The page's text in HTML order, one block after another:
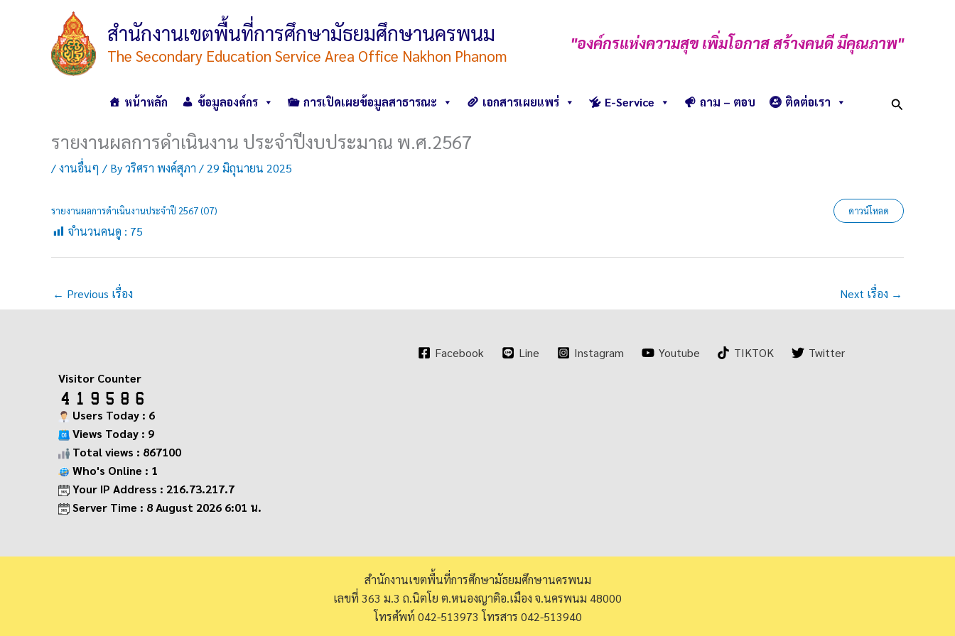
สำนักงานเขตพื้นที่การศึกษามัธยมศึกษานครพนม
The Secondary Education Service Area Office Nakhon Phanom
"องค์กรแห่งความสุข เพิ่มโอกาส สร้างคนดี มีคุณภาพ"
หน้าหลัก ข้อมูลองค์กร การเปิดเผยข้อมูลสาธารณะ เอกสารเผยแพร่ E-Service ถาม – ตอบ ติดต่อเรา Search
รายงานผลการดำเนินงาน ประจำปีงบประมาณ พ.ศ.2567
/งานอื่นๆ / Byวริศรา พงค์สุภา /29 มิถุนายน 2025
รายงานผลการดำเนินงานประจำปี 2567 (O7) ดาวน์โหลด
จำนวนคนดู : 75
← Previous เรื่อง Next เรื่อง →
Visitor Counter
Users Today : 6
Views Today : 9
Total views : 867100
Who's Online : 1
Your IP Address : 216.73.217.7
Server Time : 8 August 2026 6:01 น.
Facebook Line Instagram Youtube TIKTOK Twitter
สำนักงานเขตพื้นที่การศึกษามัธยมศึกษานครพนม
เลขที่ 363 ม.3 ถ.นิตโย ต.หนองญาติอ.เมือง จ.นครพนม 48000
โทรศัพท์ 042-513973 โทรสาร 042-513940